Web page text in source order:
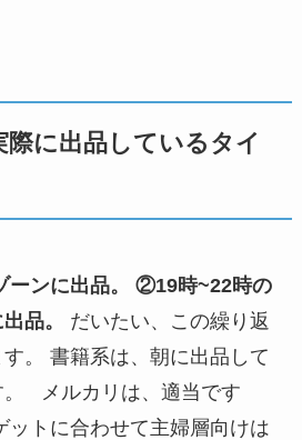
に出品しているタイ
ンに出品。
②19時~22時の
品。
だいたい、この繰り返
。 書籍系は、朝に出品して
。 メルカリは、適当です
ットに合わせて主婦層向けは